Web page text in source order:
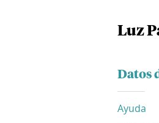
Luz
Datos
Ayuda